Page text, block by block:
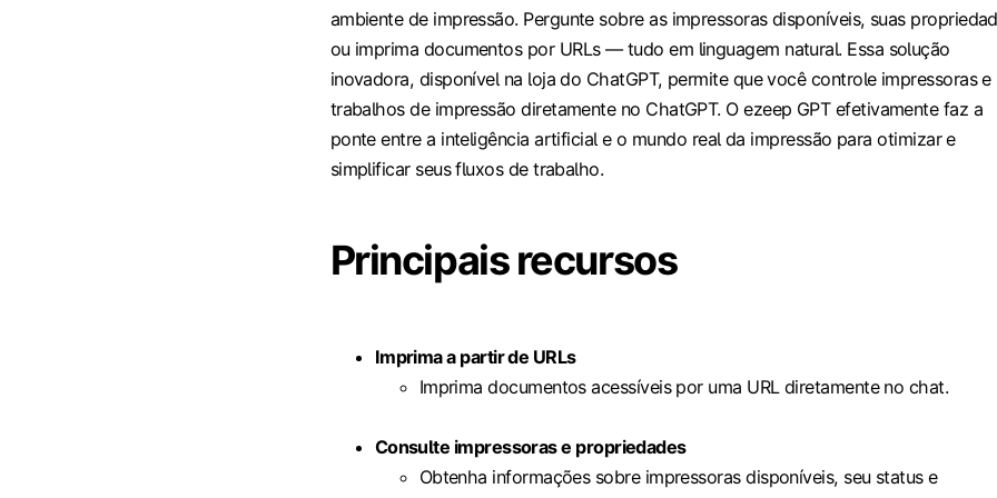
ambiente de impressão. Pergunte sobre as impressoras disponíveis, suas
ou imprima documentos por URLs — tudo em linguagem natural. Essa solução
inovadora, disponível na loja do ChatGPT, permite que você controle impressoras e
trabalhos de impressão diretamente no ChatGPT. O ezeep GPT efetivamente faz a
ponte entre a inteligência artificial e o mundo real da impressão para otimizar e
simplificar seus fluxos de trabalho.
Principais recursos
Imprima a partir de URLs
Imprima documentos acessíveis por uma URL diretamente no chat.
Consulte impressoras e propriedades
Obtenha informações sobre impressoras disponíveis, seu status e